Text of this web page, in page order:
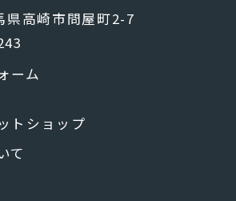
県高崎市問屋町2-7
ーム
トショップ
て